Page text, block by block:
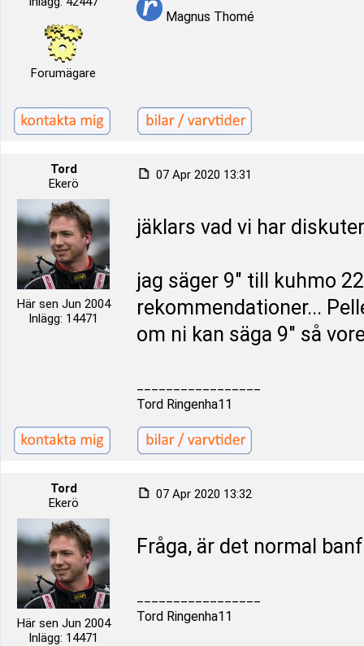
Forumägare
Magnus Thomé
Tord
Ekerö
Här sen Jun 2004
Inlägg: 14471
07 Apr 2020 13:31
jäklars vad vi har
jag säger 9" till kuhmo
rekommendationer...
om ni kan säga 9" så
Tord Ringenha11
Tord
Ekerö
Här sen Jun 2004
Inlägg: 14471
07 Apr 2020 13:32
Fråga, är det normal
Tord Ringenha11